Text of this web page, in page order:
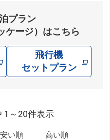
プラン
ケージ）はこちら
飛行機
セットプラン
1～20件表示
安い順 高い順